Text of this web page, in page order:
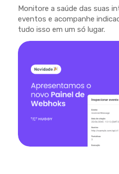
Monitore a saúde das suas
eventos e acompanhe
tudo isso em um só lugar.